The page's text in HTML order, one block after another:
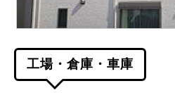
工場・倉庫・車庫